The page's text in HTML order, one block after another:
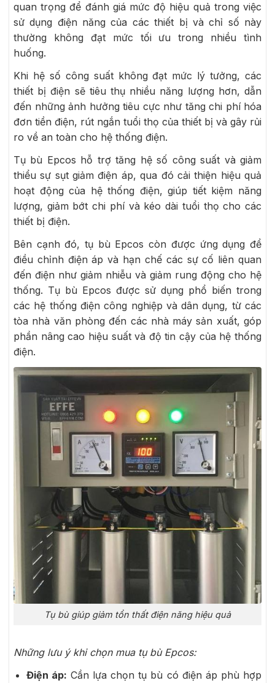
quan trọng để đánh giá mức độ hiệu quả trong việc
sử dụng điện năng của các thiết bị và chỉ số này
thường không đạt mức tối ưu trong nhiều tình
huống.
Khi hệ số công suất không đạt mức lý tưởng, các
thiết bị điện sẽ tiêu thụ nhiều năng lượng hơn, dẫn
đến những ảnh hưởng tiêu cực như tăng chi phí hóa
đơn tiền điện, rút ngắn tuổi thọ của thiết bị và gây rủi
ro về an toàn cho hệ thống điện.
Tụ bù Epcos hỗ trợ tăng hệ số công suất và giảm
thiểu sự sụt giảm điện áp, qua đó cải thiện hiệu quả
hoạt động của hệ thống điện, giúp tiết kiệm năng
lượng, giảm bớt chi phí và kéo dài tuổi thọ cho các
thiết bị điện.
Bên cạnh đó, tụ bù Epcos còn được ứng dụng để
điều chỉnh điện áp và hạn chế các sự cố liên quan
đến điện như giảm nhiễu và giảm rung động cho hệ
thống. Tụ bù Epcos được sử dụng phổ biến trong
các hệ thống điện công nghiệp và dân dụng, từ các
tòa nhà văn phòng đến các nhà máy sản xuất, góp
phần nâng cao hiệu suất và độ tin cậy của hệ thống
điện.
Tụ bù giúp giảm tổn thất điện năng hiệu quả
Những lưu ý khi chọn mua tụ bù Epcos:
Điện áp: Cần lựa chọn tụ bù có điện áp phù hợp